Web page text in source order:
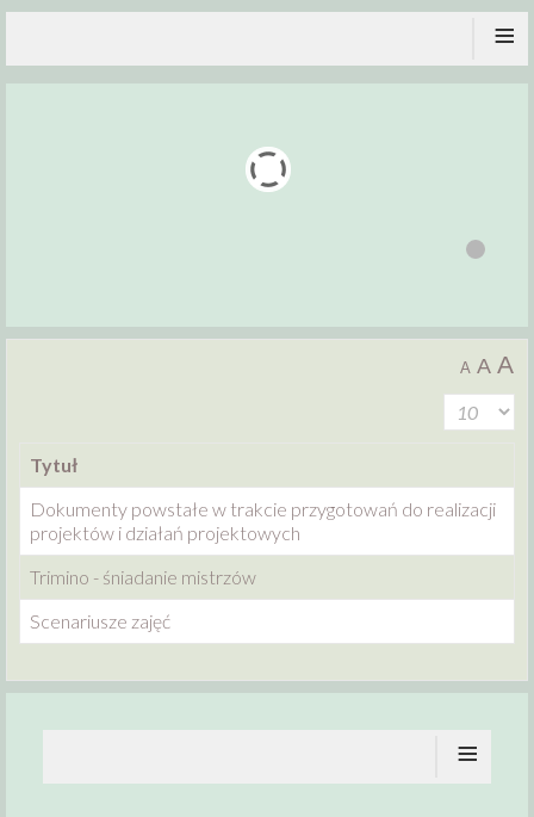
≡
A A A
Tytuł
Dokumenty powstałe w trakcie przygotowań do realizacji
projektów i działań projektowych
Trimino - śniadanie mistrzów
Scenariusze zajęć
≡